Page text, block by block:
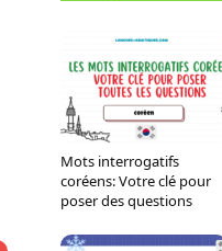
Tumblr
Mots interrogatifs
coréens: Votre clé pour
poser des questions